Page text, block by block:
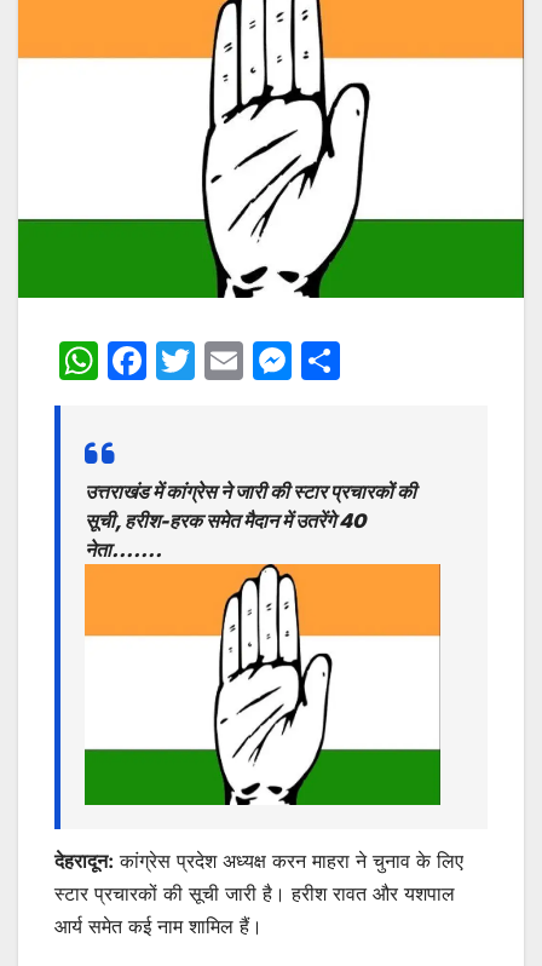
W
at
s
A
p
F
e
b
o
k
T
er
E
l
M
s
e
n
g
er
e
उत्तराखंड में कांग्रेस ने जारी की स्टार प्रचारकों की
सूची, हरीश-हरक समेत मैदान में उतरेंगे 40
नेता…….
देहरादून: कांग्रेस प्रदेश अध्यक्ष करन माहरा ने चुनाव के लिए
स्टार प्रचारकों की सूची जारी है। हरीश रावत और यशपाल
आर्य समेत कई नाम शामिल हैं।